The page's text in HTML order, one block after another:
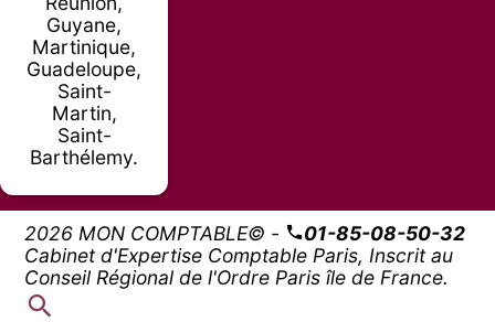
Guyane,
Martinique,
Guadeloupe,
Saint-
Martin,
Saint-
Barthélemy.
2026 MON COMPTABLE© -
01-85-08-50-32
Cabinet d'Expertise Comptable Paris, Inscrit au
Conseil Régional de l'Ordre Paris île de France.